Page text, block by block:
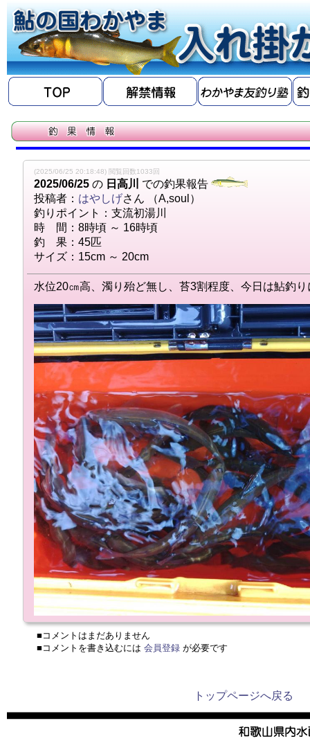
(2025/06/25 20:18:48) 閲覧回数1033回
2025/06/25 の 日高川
での釣果報告
投稿者： はやしげさん （A,soul）
釣りポイント：支流初湯川
時 間：8時頃 ～ 16時頃
釣 果：45匹
サイズ：15cm ～ 20cm
水位20㎝高、濁り殆ど無し、苔3割程度、今日は鮎釣
■コメントはまだありません
■コメントを書き込むには 会員登録 が必要です
トップページへ戻る